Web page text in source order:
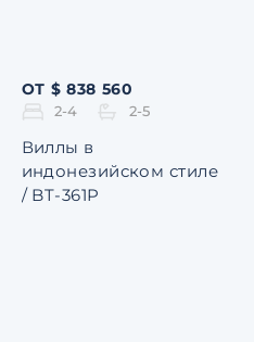
ОТ $ 838 560
2-4 2-5
Виллы в
индонезийском стиле
/ BT-361P